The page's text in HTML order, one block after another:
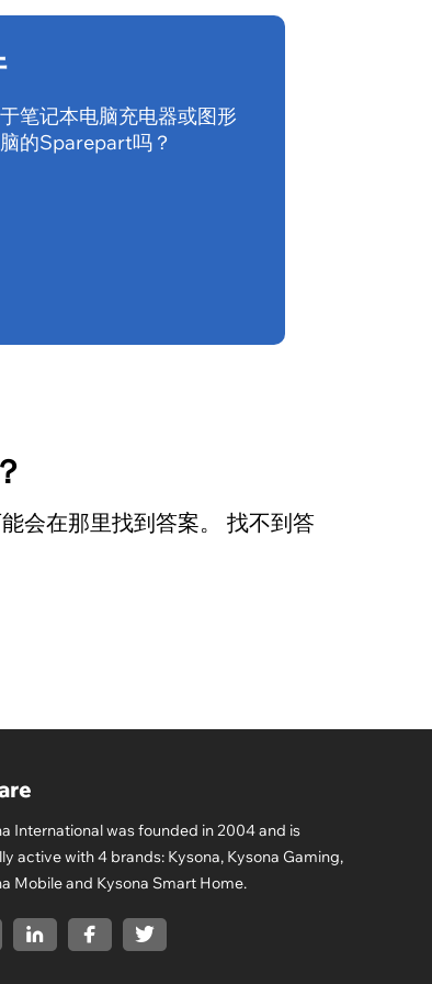
笔记本电脑充电器或图形
的Sparepart吗？
会在那里找到答案。 找不到答
International was founded in 2004 and is
active with 4 brands: Kysona, Kysona Gaming,
Mobile and Kysona Smart Home.